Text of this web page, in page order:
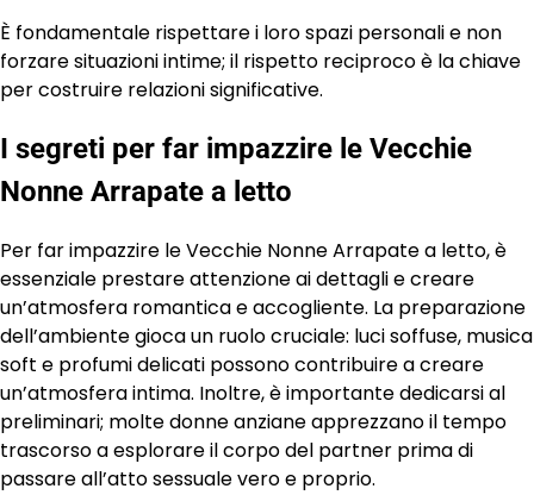
È fondamentale rispettare i loro spazi personali e non
forzare situazioni intime; il rispetto reciproco è la chiave
per costruire relazioni significative.
I segreti per far impazzire le Vecchie
Nonne Arrapate a letto
Per far impazzire le Vecchie Nonne Arrapate a letto, è
essenziale prestare attenzione ai dettagli e creare
un’atmosfera romantica e accogliente. La preparazione
dell’ambiente gioca un ruolo cruciale: luci soffuse, musica
soft e profumi delicati possono contribuire a creare
un’atmosfera intima. Inoltre, è importante dedicarsi al
preliminari; molte donne anziane apprezzano il tempo
trascorso a esplorare il corpo del partner prima di
passare all’atto sessuale vero e proprio.